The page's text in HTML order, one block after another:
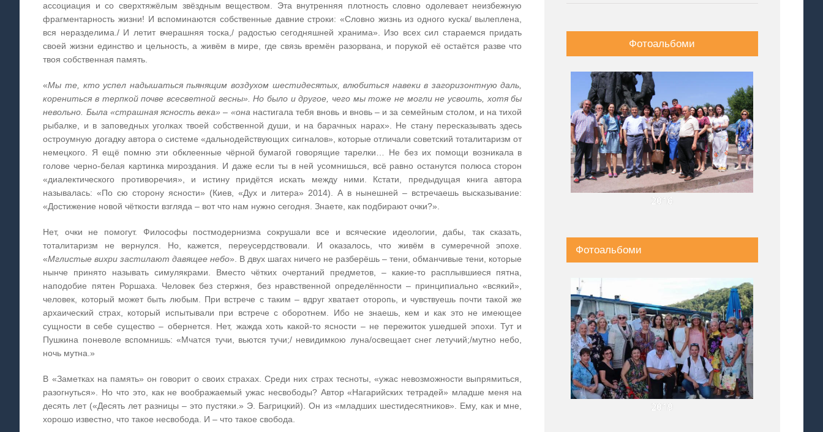
ассоциация и со сверхтяжёлым звёздным веществом. Эта внутренняя плотность словно одолевает неизбежную
фрагментарность жизни! И вспоминаются собственные давние строки: «Словно жизнь из одного куска/ вылеплена,
вся неразделима./ И летит вчерашняя тоска,/ радостью сегодняшней хранима». Изо всех сил стараемся придать
своей жизни единство и цельность, а живём в мире, где связь времён разорвана, и порукой её остаётся разве что
твоя собственная память.
«Мы те, кто успел надышаться пьянящим воздухом шестидесятых, влюбиться навеки в загоризонтную даль,
корениться в терпкой почве всесветной весны». Но было и другое, чего мы тоже не могли не усвоить, хотя бы
невольно. Была «страшная ясность века» – «она настигала тебя вновь и вновь – и за семейным столом, и на тихой
рыбалке, и в заповедных уголках твоей собственной души, и на барачных нарах» . Не стану пересказывать здесь
остроумную догадку автора о системе «дальнодействующих сигналов», которые отличали советский тоталитаризм от
немецкого. Я ещё помню эти обклеенные чёрной бумагой говорящие тарелки… Не без их помощи возникала в
голове черно-белая картинка мироздания. И даже если ты в ней усомнишься, всё равно останутся полюса сторон
«диалектического противоречия», и истину придётся искать между ними. Кстати, предыдущая книга автора
называлась: «По сю сторону ясности» (Киев, «Дух и литера» 2014). А в нынешней – встречаешь высказывание:
«Достижение новой чёткости взгляда – вот что нам нужно сегодня. Знаете, как подбирают очки?».
Нет, очки не помогут. Философы постмодернизма сокрушали все и всяческие идеологии, дабы, так сказать,
тоталитаризм не вернулся. Но, кажется, переусердствовали. И оказалось, что живём в сумеречной эпохе.
«Мглистые вихри застилают давящее небо». В двух шагах ничего не разберёшь – тени, обманчивые тени, которые
нынче принято называть симулякрами. Вместо чётких очертаний предметов, – какие-то расплывшиеся пятна,
наподобие пятен Роршаха. Человек без стержня, без нравственной определённости – принципиально «всякий»,
человек, который может быть любым. При встрече с таким – вдруг хватает оторопь, и чувствуешь почти такой же
архаический страх, который испытывали при встрече с оборотнем. Ибо не знаешь, кем и как это не имеющее
сущности в себе существо – обернется. Нет, жажда хоть какой-то ясности – не пережиток ушедшей эпохи. Тут и
Пушкина поневоле вспомнишь: «Мчатся тучи, вьются тучи;/ невидимкою луна/освещает снег летучий;/мутно небо,
ночь мутна.»
В «Заметках на память» он говорит о своих страхах. Среди них страх тесноты, «ужас невозможности выпрямиться,
разогнуться». Но что это, как не воображаемый ужас несвободы? Автор «Нагарийских тетрадей» младше меня на
десять лет («Десять лет разницы – это пустяки.» Э. Багрицкий). Он из «младших шестидесятников». Ему, как и мне,
хорошо известно, что такое несвобода. И – что такое свобода.
Фотоальбоми
2016
Фотоальбоми
2019